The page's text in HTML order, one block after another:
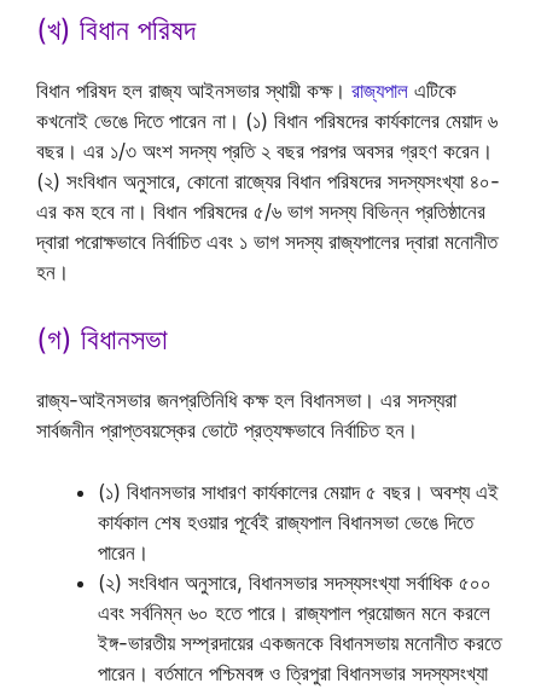
(খ) বিধান পরিষদ
বিধান পরিষদ হল রাজ্য আইনসভার স্থায়ী কক্ষ। রাজ্যপাল এটিকে
কখনোই ভেঙে দিতে পারেন না। (১) বিধান পরিষদের কার্যকালের মেয়াদ ৬
বছর। এর ১/৩ অংশ সদস্য প্রতি ২ বছর পরপর অবসর গ্রহণ করেন।
(২) সংবিধান অনুসারে, কোনো রাজ্যের বিধান পরিষদের সদস্যসংখ্যা ৪০-
এর কম হবে না। বিধান পরিষদের ৫/৬ ভাগ সদস্য বিভিন্ন প্রতিষ্ঠানের
দ্বারা পরোক্ষভাবে নির্বাচিত এবং ১ ভাগ সদস্য রাজ্যপালের দ্বারা মনোনীত
হন।
(গ) বিধানসভা
রাজ্য-আইনসভার জনপ্রতিনিধি কক্ষ হল বিধানসভা। এর সদস্যরা
সার্বজনীন প্রাপ্তবয়স্কের ভোটে প্রত্যক্ষভাবে নির্বাচিত হন।
(১) বিধানসভার সাধারণ কার্যকালের মেয়াদ ৫ বছর। অবশ্য এই
কার্যকাল শেষ হওয়ার পূর্বেই রাজ্যপাল বিধানসভা ভেঙে দিতে
পারেন।
(২) সংবিধান অনুসারে, বিধানসভার সদস্যসংখ্যা সর্বাধিক ৫০০
এবং সর্বনিম্ন ৬০ হতে পারে। রাজ্যপাল প্রয়োজন মনে করলে
ইঙ্গ-ভারতীয় সম্প্রদায়ের একজনকে বিধানসভায় মনোনীত করতে
পারেন। বর্তমানে পশ্চিমবঙ্গ ও ত্রিপুরা বিধানসভার সদস্যসংখ্যা